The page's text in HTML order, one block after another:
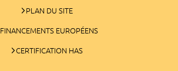
PLAN DU SITE
FINANCEMENTS EUROPÉENS
CERTIFICATION HAS